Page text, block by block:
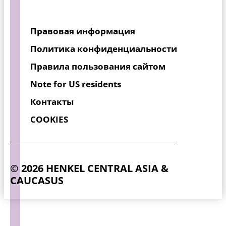
Правовая информация
Политика конфиденциальности
Правила пользования сайтом
Note for US residents
Контакты
COOKIES
© 2026 HENKEL CENTRAL ASIA &
CAUCASUS